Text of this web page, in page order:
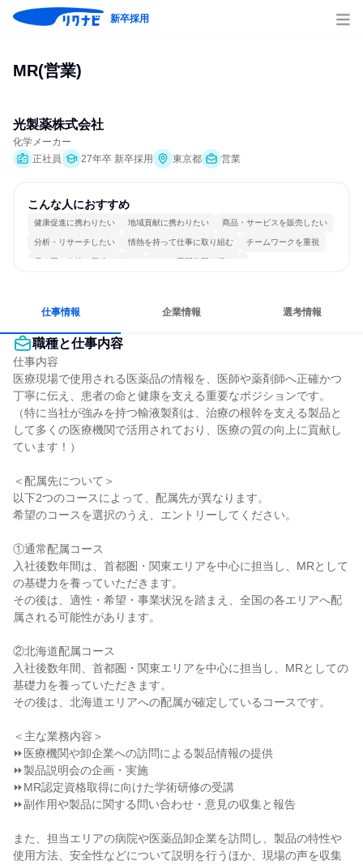
新卒採用
MR(営業)
光製薬株式会社
化学メーカー
正社員
27年卒 新卒採用 東京都 営業
こんな人におすすめ
健康促進に携わりたい 地域貢献に携わりたい 商品・サービスを販売したい
分析・リサーチしたい 情熱を持って仕事に取り組む チームワークを重視
長く同じ会社に居続けられる 一つの専門分野を極める
仕事情報 企業情報 選考情報
職種と仕事内容
仕事内容
医療現場で使用される医薬品の情報を、医師や薬剤師へ正確かつ
丁寧に伝え、患者の命と健康を支える重要なポジションです。
（特に当社が強みを持つ輸液製剤は、治療の根幹を支える製品と
して多くの医療機関で活用されており、医療の質の向上に貢献し
ています！）
＜配属先について＞
以下2つのコースによって、配属先が異なります。
希望のコースを選択のうえ、エントリーしてください。
①通常配属コース
入社後数年間は、首都圏・関東エリアを中心に担当し、MRとして
の基礎力を養っていただきます。
その後は、適性・希望・事業状況を踏まえ、全国の各エリアへ配
属される可能性があります。
②北海道配属コース
入社後数年間、首都圏・関東エリアを中心に担当し、MRとしての
基礎力を養っていただきます。
その後は、北海道エリアへの配属が確定しているコースです。
＜主な業務内容＞
⏩医療機関や卸企業への訪問による製品情報の提供
⏩製品説明会の企画・実施
⏩MR認定資格取得に向けた学術研修の受講
⏩副作用や製品に関する問い合わせ・意見の収集と報告
また、担当エリアの病院や医薬品卸企業を訪問し、製品の特性や
使用方法、安全性などについて説明を行うほか、現場の声を収集